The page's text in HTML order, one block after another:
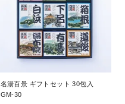
名湯百景 ギフトセット 30包入
GM-30